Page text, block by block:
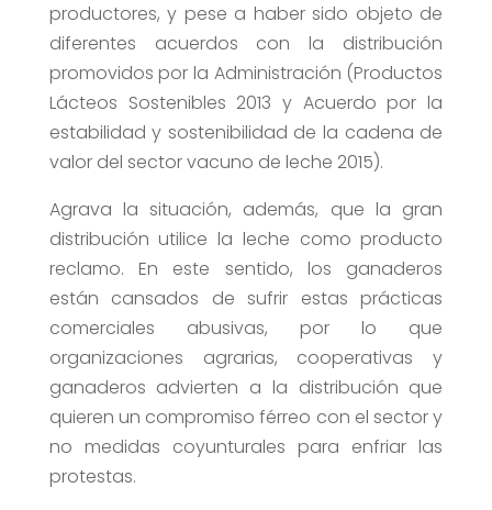
productores, y pese a haber sido objeto de
diferentes acuerdos con la distribución
promovidos por la Administración (Productos
Lácteos Sostenibles 2013 y Acuerdo por la
estabilidad y sostenibilidad de la cadena de
valor del sector vacuno de leche 2015).
Agrava la situación, además, que la gran
distribución utilice la leche como producto
reclamo. En este sentido, los ganaderos
están cansados de sufrir estas prácticas
comerciales abusivas, por lo que
organizaciones agrarias, cooperativas y
ganaderos advierten a la distribución que
quieren un compromiso férreo con el sector y
no medidas coyunturales para enfriar las
protestas.